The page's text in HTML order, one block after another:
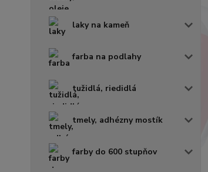
laky na kameň
farba na podlahy
tužidlá, riedidlá
tmely, adhézny mostík
farby do 600 stupňov